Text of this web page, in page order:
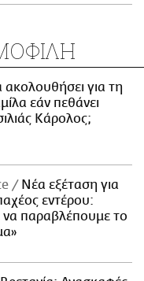
ακολουθήσει για τη
εάν πεθάνει
Κάρολος;
Νέα εξέταση για
εντέρου:
να παραβλέπουμε το